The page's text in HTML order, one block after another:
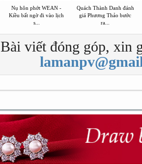
Nụ hôn phớt WEAN -
Kiều bất ngờ đi vào lịch
s...
Quách Thành Danh đánh
giá Phương Thảo bước
ra...
Bài viết đóng góp, xin